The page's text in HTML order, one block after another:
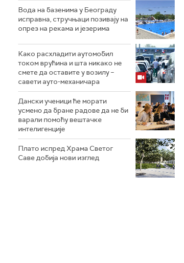
Вода на базенима у Београду
исправна, стручњаци позивају на
опрез на рекама и језерима
Како расхладити аутомобил
током врућина и шта никако не
смете да оставите у возилу –
савети ауто-механичара
Дански ученици ће морати
усмено да бране радове да не би
варали помоћу вештачке
интелигенције
Плато испред Храма Светог
Саве добија нови изглед